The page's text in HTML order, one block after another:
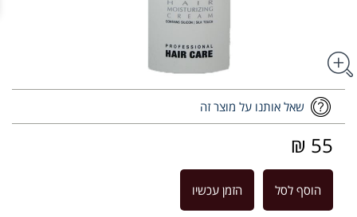
שאל אותנו על מוצר זה
55 ₪
הוסף לסל הזמן עכשיו